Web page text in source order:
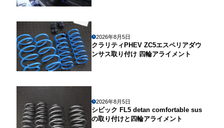
2026年8月5日
クラリティPHEV ZC5エスペリアダウ
ンサス取り付け 四輪アライメント
2026年8月5日
シビック FL5 detan comfortable sus
の取り付けと四輪アライメント